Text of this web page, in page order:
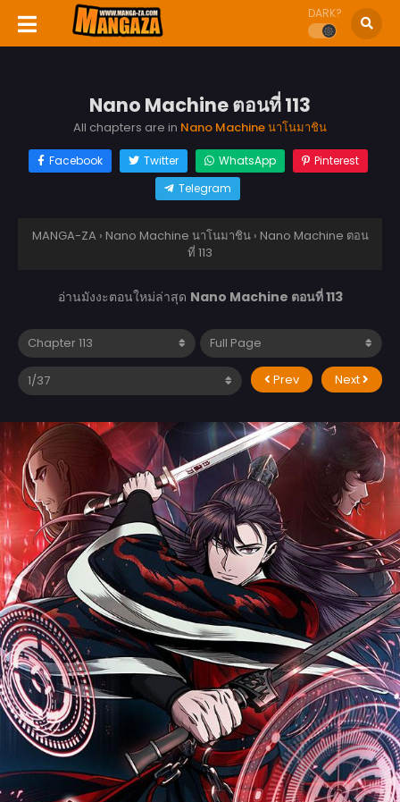
DARK?
Nano Machine ตอนที่ 113
All chapters are in Nano Machine นาโนมาชิน
Facebook Twitter WhatsApp
Pinterest
Telegram
MANGA-ZA › Nano Machine นาโนมาชิน › Nano Machine ตอน
ที่ 113
อ่านมังงะตอนใหม่ล่าสุด Nano Machine ตอนที่ 113
Prev Next